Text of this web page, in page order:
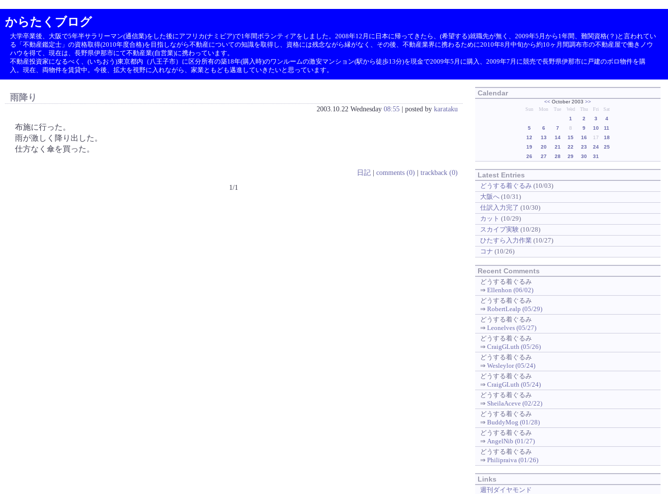
からたくブログ
大学卒業後、大阪で5年半サラリーマン(通信業)をした後にアフリカ(ナミビア)で1年間ボランティアをしました。2008年12月に日本に帰ってきたら、(希望する)就職先が無く、2009年5月から1年間、難関資格(？)と言われてい
る「不動産鑑定士」の資格取得(2010年度合格)を目指しながら不動産についての知識を取得し、資格には残念ながら縁がなく、その後、不動産業界に携わるために2010年8月中旬から約10ヶ月間調布市の不動産屋で働きノウ
ハウを得て、現在は、長野県伊那市にて不動産業(自営業)に携わっています。
不動産投資家になるべく、(いちおう)東京都内（八王子市）に区分所有の築18年(購入時)のワンルームの激安マンション(駅から徒歩13分)を現金で2009年5月に購入、2009年7月に競売で長野県伊那市に戸建のボロ物件を購
入。現在、両物件を賃貸中。今後、拡大を視野に入れながら、家業ともども邁進していきたいと思っています。
雨降り
2003.10.22 Wednesday 08:55| posted by karataku
布施に行った。
雨が激しく降り出した。
仕方なく傘を買った。
日記| comments (0) | trackback (0)
1/1
Calendar
<< October 2003>>
Sun
Mon Tue Wed Thu Fri
Sat
1
2 3
4
5
6 7 8 9 10
11
12
13 14 15 16 17
18
19
20 21 22 23 24
25
26
27 28 29 30 31
Latest Entries
どうする着ぐるみ(10/03)
大阪へ(10/31)
仕訳入力完了 (10/30)
カット (10/29)
スカイプ実験(10/28)
ひたすら入力作業 (10/27)
コナ (10/26)
Recent Comments
どうする着ぐるみ
⇒ Ellenhon (06/02)
どうする着ぐるみ
⇒ RobertLealp (05/29)
どうする着ぐるみ
⇒ Leonelves (05/27)
どうする着ぐるみ
⇒ CraigGLuth (05/26)
どうする着ぐるみ
⇒ Wesleylor (05/24)
どうする着ぐるみ
⇒ CraigGLuth (05/24)
どうする着ぐるみ
⇒ SheilaAceve (02/22)
どうする着ぐるみ
⇒ BuddyMog (01/28)
どうする着ぐるみ
⇒ AngelNib (01/27)
どうする着ぐるみ
⇒ Philipraiva (01/26)
Links
週刊ダイヤモンド